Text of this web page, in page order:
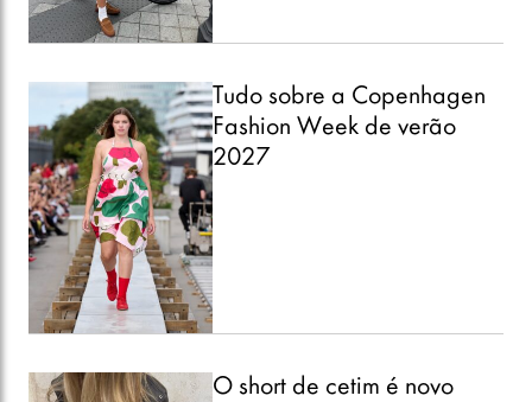
Tudo sobre a Copenhagen
Fashion Week de verão
2027
O short de cetim é novo